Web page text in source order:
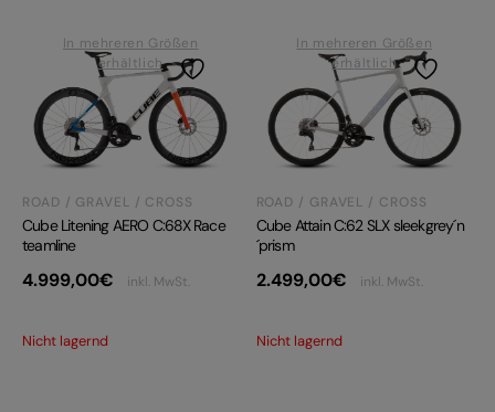
In mehreren Größen
erhältlich
ROAD / GRAVEL / CROSS
Cube Litening AERO C:68X Race
teamline
4.999,00€ inkl. MwSt.
Nicht lagernd
In mehreren Größen
erhältlich
ROAD / GRAVEL / CROSS
Cube Attain C:62 SLX sleekgrey´n
´prism
2.499,00€ inkl. MwSt.
Nicht lagernd